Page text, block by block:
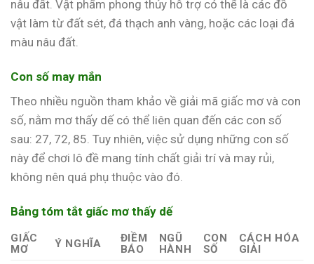
nâu đất. Vật phẩm phong thủy hỗ trợ có thể là các đồ
vật làm từ đất sét, đá thạch anh vàng, hoặc các loại đá
màu nâu đất.
Con số may mắn
Theo nhiều nguồn tham khảo về giải mã giấc mơ và con
số, nằm mơ thấy dế có thể liên quan đến các con số
sau: 27, 72, 85. Tuy nhiên, việc sử dụng những con số
này để chơi lô đề mang tính chất giải trí và may rủi,
không nên quá phụ thuộc vào đó.
Bảng tóm tắt giấc mơ thấy dế
GIẤC
MƠ
Ý NGHĨA
ĐIỀM
BÁO
NGŨ
HÀNH
CON
SỐ
CÁCH HÓA
GIẢI